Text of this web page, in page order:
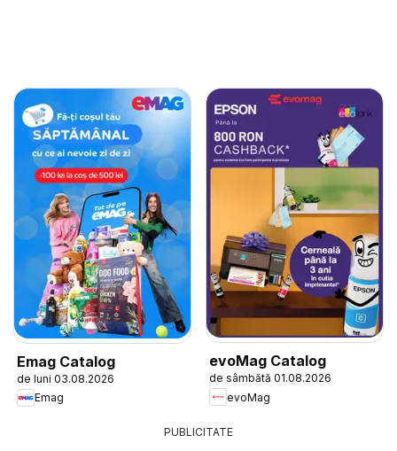
Emag Catalog
de luni 03.08.2026
Emag
evoMag Catalog
de sâmbătă 01.08.2026
evoMag
PUBLICITATE